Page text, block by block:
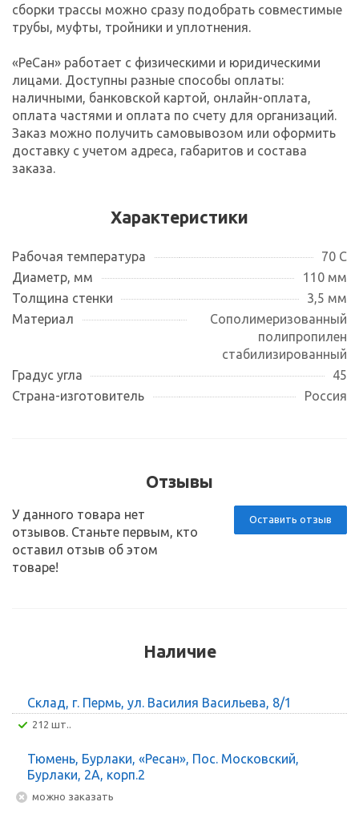
сборки трассы можно сразу подобрать совместимые
трубы, муфты, тройники и уплотнения.
«РеСан» работает с физическими и юридическими
лицами. Доступны разные способы оплаты:
наличными, банковской картой, онлайн-оплата,
оплата частями и оплата по счету для организаций.
Заказ можно получить самовывозом или оформить
доставку с учетом адреса, габаритов и состава
заказа.
Характеристики
Рабочая температура
70 С
Диаметр, мм
110 мм
Толщина стенки
3,5 мм
Материал
Сополимеризованный
полипропилен
стабилизированный
Градус угла
45
Страна-изготовитель
Россия
Отзывы
Оставить отзыв
У данного товара нет
отзывов. Станьте первым, кто
оставил отзыв об этом
товаре!
Наличие
Склад, г. Пермь, ул. Василия Васильева, 8/1
212 шт..
Тюмень, Бурлаки, «Ресан», Пос. Московский,
Бурлаки, 2А, корп.2
Можно заказать